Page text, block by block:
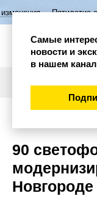
семьи в
90
Самые
новости и
в нашем